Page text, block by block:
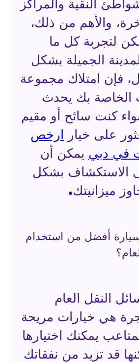
النقية والمراكز
والأهم من ذلك،
لتجربة كل ما
الجميلة بشكل
فإن امتلاك مجموعة
الخاصة بك يحدث
كنت سائح أو مقيم
على خيار ارخص
في دبي يمكن أن
الاستكشاف بشكل
ميزانيتك.
سيارة أفضل من استخدام
النقل العام
هي خيارات مريحة
يمكنك اختيارها
قد تزيد من نفقاتك